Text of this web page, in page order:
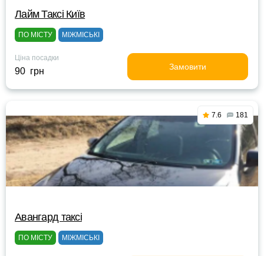
Лайм Таксі Київ
ПО МІСТУ МІЖМІСЬКІ
Ціна посадки
90 грн Замовити
7.6 181
Авангард таксі
ПО МІСТУ МІЖМІСЬКІ